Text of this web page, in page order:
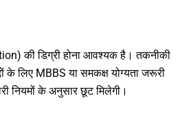
की डिग्री होना आवश्यक है। तकनीकी
के लिए MBBS या समकक्ष योग्यता जरूरी
नियमों के अनुसार छूट मिलेगी।